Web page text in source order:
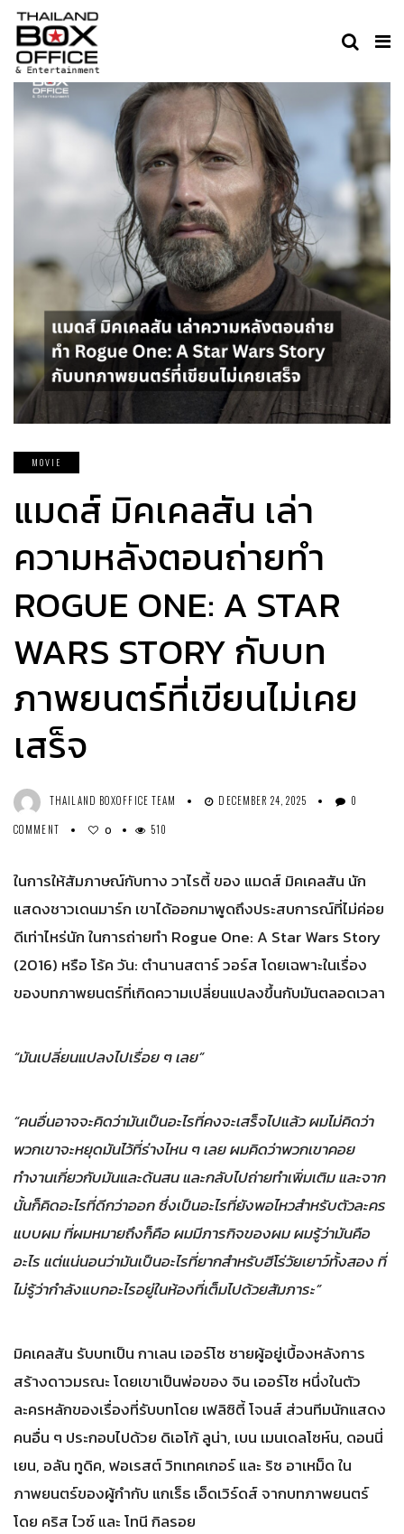
MOVIE
แมดส์ มิคเคลสัน เล่า
ความหลังตอนถ่ายทำ
ROGUE ONE: A STAR
WARS STORY กับบท
ภาพยนตร์ที่เขียนไม่เคย
เสร็จ
THAILAND BOXOFFICE TEAM DECEMBER 24, 2025
0
COMMENT
0 510
ในการให้สัมภาษณ์กับทาง วาไรตี้ ของ แมดส์ มิคเคลสัน นัก
แสดงชาวเดนมาร์ก เขาได้ออกมาพูดถึงประสบการณ์ที่ไม่ค่อย
ดีเท่าไหร่นัก ในการถ่ายทำ Rogue One: A Star Wars Story
(2016) หรือ โร้ค วัน: ตำนานสตาร์ วอร์ส โดยเฉพาะในเรื่อง
ของบทภาพยนตร์ที่เกิดความเปลี่ยนแปลงขึ้นกับมันตลอดเวลา
“มันเปลี่ยนแปลงไปเรื่อย ๆ เลย”
“คนอื่นอาจจะคิดว่ามันเป็นอะไรที่คงจะเสร็จไปแล้ว ผมไม่คิดว่า
พวกเขาจะหยุดมันไว้ที่ร่างไหน ๆ เลย ผมคิดว่าพวกเขาคอย
ทำงานเกี่ยวกับมันและด้นสน และกลับไปถ่ายทำเพิ่มเติม และจาก
นั้นก็คิดอะไรที่ดีกว่าออก ซึ่งเป็นอะไรที่ยังพอไหวสำหรับตัวละคร
แบบผม ที่ผมหมายถึงก็คือ ผมมีภารกิจของผม ผมรู้ว่ามันคือ
อะไร แต่แน่นอนว่ามันเป็นอะไรที่ยากสำหรับฮีโร่วัยเยาว์ทั้งสอง ที่
ไม่รู้ว่ากำลังแบกอะไรอยู่ในห้องที่เต็มไปด้วยสัมภาระ”
มิคเคลสัน รับบทเป็น กาเลน เออร์โซ ชายผู้อยู่เบื้องหลังการ
สร้างดาวมรณะ โดยเขาเป็นพ่อของ จิน เออร์โซ หนึ่งในตัว
ละครหลักของเรื่องที่รับบทโดย เฟลิซิตี้ โจนส์ ส่วนทีมนักแสดง
คนอื่น ๆ ประกอบไปด้วย ดิเอโก้ ลูน่า, เบน เมนเดลโซห์น, ดอนนี่
เยน, อลัน ทูดิค, ฟอเรสต์ วิทเทคเกอร์ และ ริซ อาเหม็ด ใน
ภาพยนตร์ของผู้กำกับ แกเร็ธ เอ็ดเวิร์ดส์ จากบทภาพยนตร์
โดย คริส ไวซ์ และ โทนี กิลรอย